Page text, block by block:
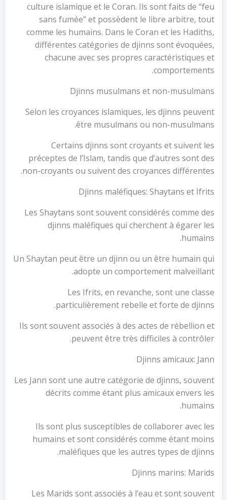
culture islamique et le Coran. Ils sont faits de “feu
sans fumée” et possèdent le libre arbitre, tout
comme les humains. Dans le Coran et les Hadiths,
différentes catégories de djinns sont évoquées,
chacune avec ses propres caractéristiques et
comportements.
Djinns musulmans et non-musulmans
Selon les croyances islamiques, les djinns peuvent
être musulmans ou non-musulmans.
Certains djinns sont croyants et suivent les
préceptes de l’Islam, tandis que d’autres sont des
non-croyants ou suivent des croyances différentes.
Djinns maléfiques: Shaytans et Ifrits
Les Shaytans sont souvent considérés comme des
djinns maléfiques qui cherchent à égarer les
humains.
Un Shaytan peut être un djinn ou un être humain qui
adopte un comportement malveillant.
Les Ifrits, en revanche, sont une classe
particulièrement rebelle et forte de djinns.
Ils sont souvent associés à des actes de rébellion et
peuvent être très difficiles à contrôler.
Djinns amicaux: Jann
Les Jann sont une autre catégorie de djinns, souvent
décrits comme étant plus amicaux envers les
humains.
Ils sont plus susceptibles de collaborer avec les
humains et sont considérés comme étant moins
maléfiques que les autres types de djinns.
Djinns marins: Marids
Les Marids sont associés à l’eau et sont souvent